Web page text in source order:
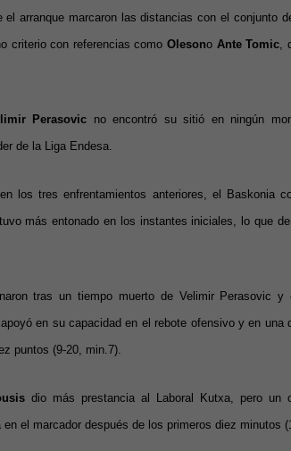
el arranque marcaron las distancias con el conjunto
criterio con referencias como Olesono Ante Tomic,
Perasovic no encontró su sitió en ningún
de la Liga Endesa.
los tres enfrentamientos anteriores, el Baskonia
más entonado en los instantes iniciales, lo que
tras un tiempo muerto de Velimir Perasovic y
en su capacidad en el rebote ofensivo y en
puntos (9-20, min.7).
dio más prestancia al Laboral Kutxa, pero un
el marcador después de los primeros diez minutos